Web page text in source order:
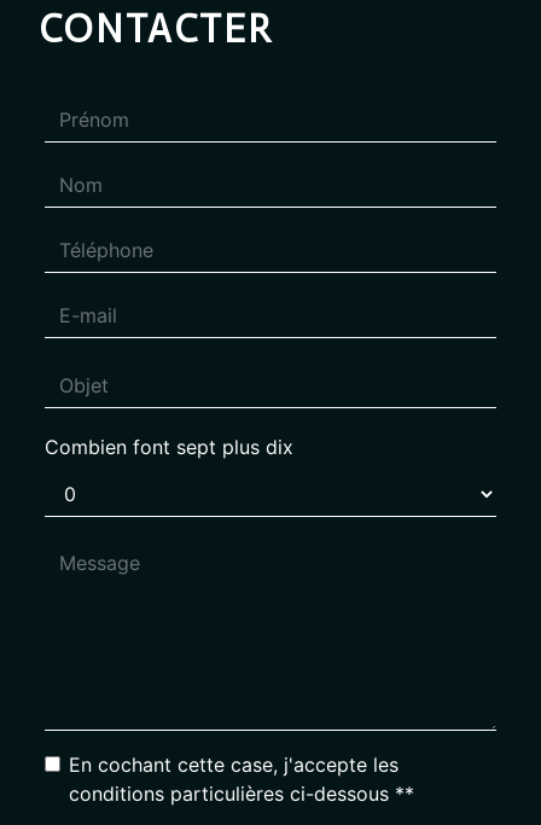
CONTACTER
Combien font sept plus dix
En cochant cette case, j'accepte les
conditions particulières ci-dessous **